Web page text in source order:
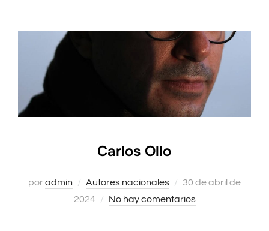
Carlos Ollo
poradmin Autores nacionales
Publicado
el
30 de abril de
2024
No hay comentarios